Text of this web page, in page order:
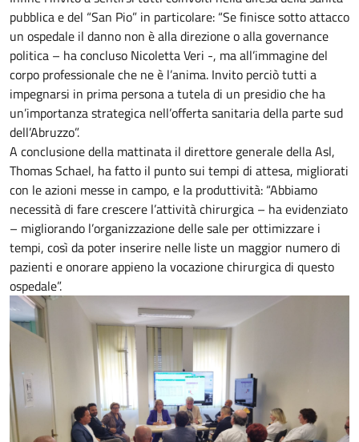
pubblica e del “San Pio” in particolare: “Se finisce sotto attacco
un ospedale il danno non è alla direzione o alla governance
politica – ha concluso Nicoletta Veri -, ma all’immagine del
corpo professionale che ne è l’anima. Invito perciò tutti a
impegnarsi in prima persona a tutela di un presidio che ha
un’importanza strategica nell’offerta sanitaria della parte sud
dell’Abruzzo”.
A conclusione della mattinata il direttore generale della Asl,
Thomas Schael, ha fatto il punto sui tempi di attesa, migliorati
con le azioni messe in campo, e la produttività: “Abbiamo
necessità di fare crescere l’attività chirurgica – ha evidenziato
– migliorando l’organizzazione delle sale per ottimizzare i
tempi, così da poter inserire nelle liste un maggior numero di
pazienti e onorare appieno la vocazione chirurgica di questo
ospedale”.